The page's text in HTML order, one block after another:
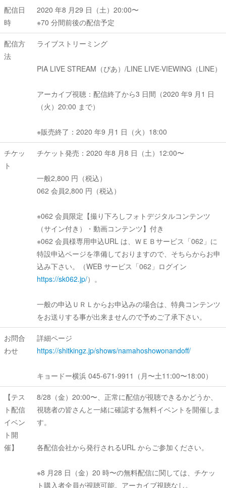
配信日
時
2020 年8 月29 日（土）20:00〜
※70 分間前後の配信予定
配信方
法
ライブストリーミング
PIA LIVE STREAM（ぴあ）/LINE LIVE-VIEWING（LINE）
アーカイブ視聴：配信終了から3 日間（2020 年9 月1 日
（火）20:00 まで）
※販売終了：2020 年9 月1 日（火）18:00
チケッ
ト
チケット発売：2020 年8 月8 日（土）12:00〜
一般2,800 円（税込）
062 会員2,800 円（税込）
※062 会員限定【撮り下ろしフォトデジタルコンテンツ
（サイン付き）・動画コンテンツ】付き
※062 会員様専用申込URL は、ＷＥＢサービス「062」に
特設申込ページを準備しておりますので、そちらからお申
込み下さい。（WEB サービス「062」ログイン
https://sk062.jp/）。
一般の申込ＵＲＬからお申込みの場合は、特典コンテンツ
をお送りする事が出来ませんので予めご了承下さい。
お問合
わせ
詳細ページ
https://shitkingz.jp/shows/namahoshowonandoff/
キョードー横浜 045-671-9911（月〜土11:00〜18:00）
【テス
ト配信
イベン
ト開
催】
8/28（金）20:00〜、正常に配信が視聴できるかどうか、
視聴者の皆さんと一緒に確認する無料イベントを開催しま
す。
各配信会社から発行されるURL からご参加ください。
※8 月28 日（金）20 時〜の無料配信に関しては、チケッ
ト購入者全員が視聴可能。アーカイブ視聴なし。